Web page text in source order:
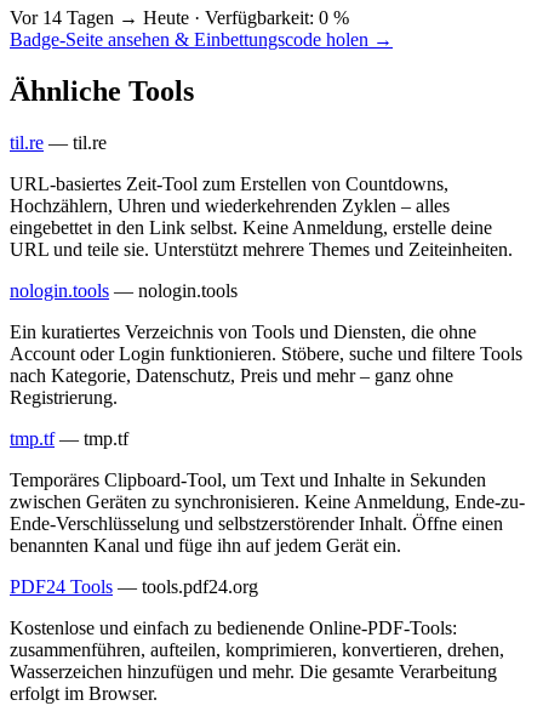
Vor 14 Tagen → Heute · Verfügbarkeit: 0 %
Badge-Seite ansehen & Einbettungscode holen →
Ähnliche Tools
til.re — til.re
URL-basiertes Zeit-Tool zum Erstellen von Countdowns,
Hochzählern, Uhren und wiederkehrenden Zyklen – alles
eingebettet in den Link selbst. Keine Anmeldung, erstelle deine
URL und teile sie. Unterstützt mehrere Themes und Zeiteinheiten.
nologin.tools — nologin.tools
Ein kuratiertes Verzeichnis von Tools und Diensten, die ohne
Account oder Login funktionieren. Stöbere, suche und filtere Tools
nach Kategorie, Datenschutz, Preis und mehr – ganz ohne
Registrierung.
tmp.tf — tmp.tf
Temporäres Clipboard-Tool, um Text und Inhalte in Sekunden
zwischen Geräten zu synchronisieren. Keine Anmeldung, Ende-zu-
Ende-Verschlüsselung und selbstzerstörender Inhalt. Öffne einen
benannten Kanal und füge ihn auf jedem Gerät ein.
PDF24 Tools — tools.pdf24.org
Kostenlose und einfach zu bedienende Online-PDF-Tools:
zusammenführen, aufteilen, komprimieren, konvertieren, drehen,
Wasserzeichen hinzufügen und mehr. Die gesamte Verarbeitung
erfolgt im Browser.